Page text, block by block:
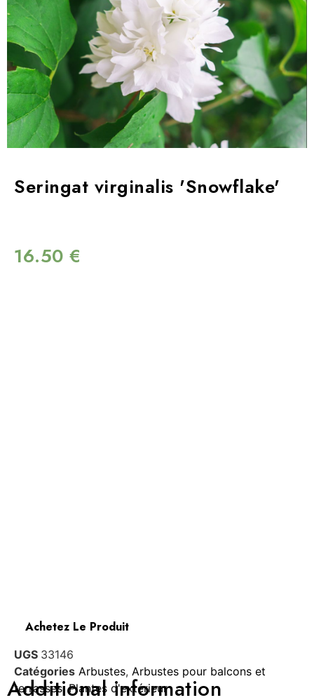
Seringat virginalis 'Snowflake'
16.50 €
Achetez Le Produit
UGS 33146
Catégories Arbustes, Arbustes pour balcons et
terrasses,Plantes d'extérieur
Additional information